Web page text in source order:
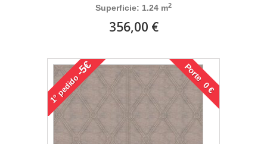
Superficie: 1.24 m2
356,00 €
1°
pedido
-5€ Porte 0 €